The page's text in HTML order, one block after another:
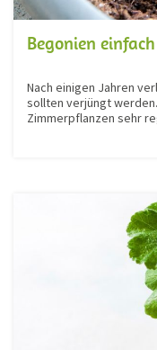
Begonien
Nach einigen Jahren
sollten verjüngt
Zimmerpflanzen sehr